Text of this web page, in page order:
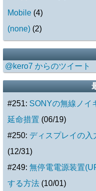
Mobile (4)
(none) (2)
@kero7 からのツイート
#251: SONYの無線ノイ
延命措置 (06/19)
#250: ディスプレイの入
(12/31)
#249: 無停電電源装置
する方法(10/01)